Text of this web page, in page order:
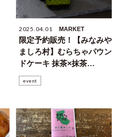
2025.04.01 MARKET
限定予約販売！【みなみや
ましろ村】むらちゃパウン
ドケーキ 抹茶×抹茶
TORICO
event